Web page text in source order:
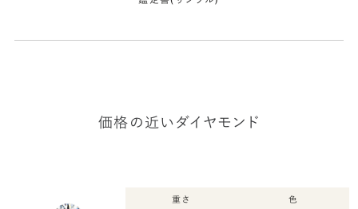
価格の近いダイヤモンド
重さ 色